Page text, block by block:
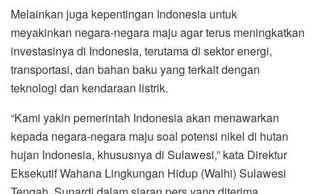
Melainkan juga kepentingan Indonesia untuk
meyakinkan negara-negara maju agar terus meningkatkan
investasinya di Indonesia, terutama di sektor energi,
transportasi, dan bahan baku yang terkait dengan
teknologi dan kendaraan listrik.
“Kami yakin pemerintah Indonesia akan menawarkan
kepada negara-negara maju soal potensi nikel di hutan
hujan Indonesia, khususnya di Sulawesi,” kata Direktur
Eksekutif Wahana Lingkungan Hidup (Walhi) Sulawesi